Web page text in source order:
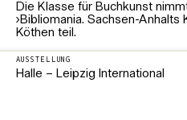
Die Klasse für Buchkunst
›Bibliomania. Sachsen-Anhalts
Köthen teil.
AUSSTELLUNG
Halle – Leipzig International